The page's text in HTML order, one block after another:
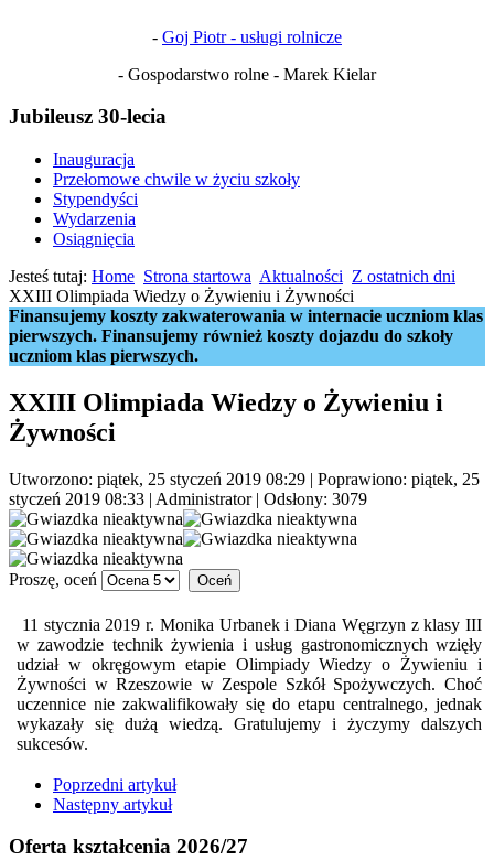
- Goj Piotr - usługi rolnicze
- Gospodarstwo rolne - Marek Kielar
Jubileusz 30-lecia
Inauguracja
Przełomowe chwile w życiu szkoły
Stypendyści
Wydarzenia
Osiągnięcia
Jesteś tutaj: Home Strona startowa Aktualności Z ostatnich dni
XXIII Olimpiada Wiedzy o Żywieniu i Żywności
Finansujemy koszty zakwaterowania w internacie uczniom klas
pierwszych. Finansujemy również koszty dojazdu do szkoły
uczniom klas pierwszych.
XXIII Olimpiada Wiedzy o Żywieniu i
Żywności
Utworzono: piątek, 25 styczeń 2019 08:29 | Poprawiono: piątek, 25
styczeń 2019 08:33 | Administrator| Odsłony: 3079
Proszę, oceń
11 stycznia 2019 r. Monika Urbanek i Diana Węgrzyn z klasy III
w zawodzie technik żywienia i usług gastronomicznych wzięły
udział w okręgowym etapie Olimpiady Wiedzy o Żywieniu i
Żywności w Rzeszowie w Zespole Szkół Spożywczych. Choć
uczennice nie zakwalifikowały się do etapu centralnego, jednak
wykazały się dużą wiedzą. Gratulujemy i życzymy dalszych
sukcesów.
Poprzedni artykuł
Następny artykuł
Oferta kształcenia 2026/27